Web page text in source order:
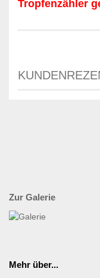
Tropfenzähler
Zur Galerie
Mehr über...